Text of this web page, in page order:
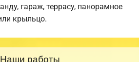
гараж, террасу, панорамное
крыльцо.
Наши работы